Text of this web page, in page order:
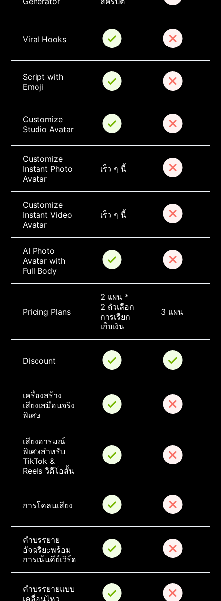
Viral Hooks
Script with
Emoji
Customize
Studio Avatar
Customize
Instant Photo
Avatar
เร็ว ๆ นี้
Customize
Instant Video
Avatar
เร็ว ๆ นี้
AI Photo
Avatar with
Full Body
Pricing Plans
2 แผน *
2 ตัวเลือก
การเรียก
เก็บเงิน
3 แผน
Discount
เครื่องสร้าง
เสียงเสมือนจริง
พิเศษ
เสียงอารมณ์
พิเศษสำหรับ
TikTok &
Reels วิดีโอสั้น
การโคลนเสียง
คำบรรยาย
อัจฉริยะพร้อม
การเน้นคีย์เวิร์ด
คำบรรยายแบบ
เคลื่อนไหว